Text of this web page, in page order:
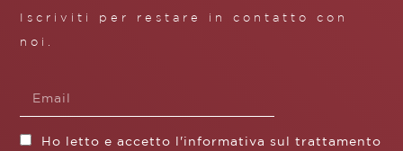
Iscriviti per restare in contatto con
noi.
Ho letto e accetto l'informativa sul trattamento